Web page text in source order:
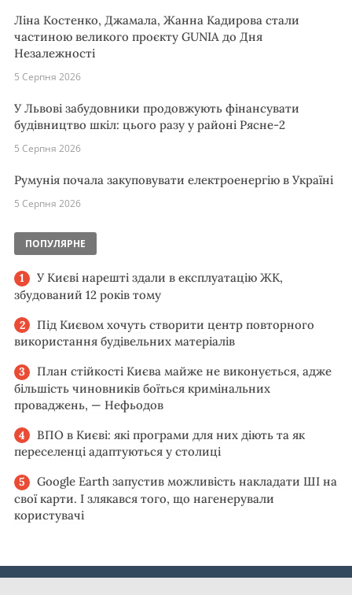
Ліна Костенко, Джамала, Жанна Кадирова стали
частиною великого проєкту GUNIA до Дня
Незалежності
5 Серпня 2026
У Львові забудовники продовжують фінансувати
будівництво шкіл: цього разу у районі Рясне-2
5 Серпня 2026
Румунія почала закуповувати електроенергію в Україні
5 Серпня 2026
ПОПУЛЯРНЕ
У Києві нарешті здали в експлуатацію ЖК,
збудований 12 років тому
Під Києвом хочуть створити центр повторного
використання будівельних матеріалів
План стійкості Києва майже не виконується, адже
більшість чиновників боїться кримінальних
проваджень, — Нефьодов
ВПО в Києві: які програми для них діють та як
переселенці адаптуються у столиці
Google Earth запустив можливість накладати ШІ на
свої карти. І злякався того, що нагенерували
користувачі